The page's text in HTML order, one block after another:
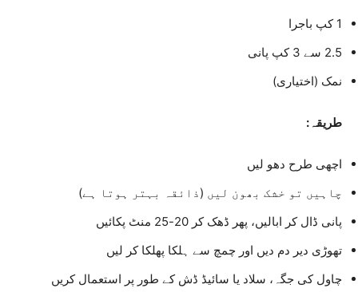
1 کپ باجرا
2.5 سے 3 کپ پانی
نمک (اختیاری)
طریقہ:
اچھی طرح دھو لیں
چاہیں تو خشک بھون لیں (ذائقہ بہتر ہوتا ہے)
پانی ڈال کر ابالیں، پھر ڈھک کر 20-25 منٹ پکائیں
تھوڑی دیر دم دیں اور چمچ سے ہلکا پھلکا کر لیں
چاول کی جگہ، سلاد یا سائیڈ ڈش کے طور پر استعمال کریں